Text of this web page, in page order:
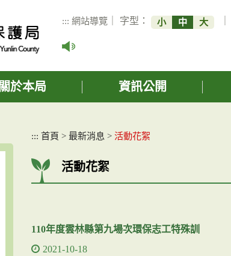
::: 網站導覽 ｜ 字型： 小 中 大
關於本局 資訊公開
::: 首頁 > 最新消息 > 活動花絮
活動花絮
110年度雲林縣第九場次環保志工特殊訓
2021-10-18